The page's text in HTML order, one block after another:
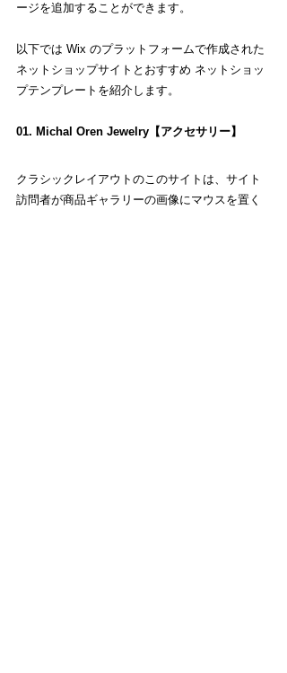
ージを追加することができます。
以下では Wix のプラットフォームで作成された
ネットショップサイトとおすすめ ネットショッ
プテンプレートを紹介します。
01. Michal Oren Jewelry【アクセサリー】
クラシックレイアウトのこのサイトは、サイト
訪問者が商品ギャラリーの画像にマウスを置く